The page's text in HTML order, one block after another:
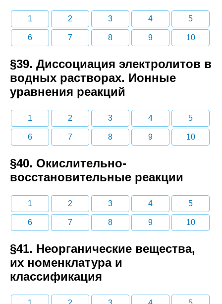
1 2 3 4 5
6 7 8 9 10
§39. Диссоциация электролитов в
водных растворах. Ионные
уравнения реакций
1 2 3 4 5
6 7 8 9 10
§40. Окислительно-
восстановительные реакции
1 2 3 4 5
6 7 8 9 10
§41. Неорганические вещества,
их номенклатура и
классификация